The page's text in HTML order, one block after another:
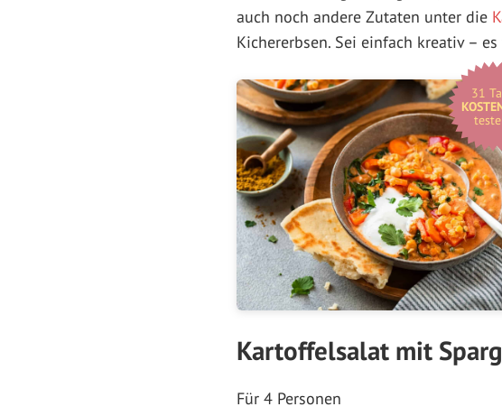
auch noch andere Zutaten unter die
Kichererbsen. Sei einfach kreativ –
31
Kartoffelsalat mit
Für 4 Personen